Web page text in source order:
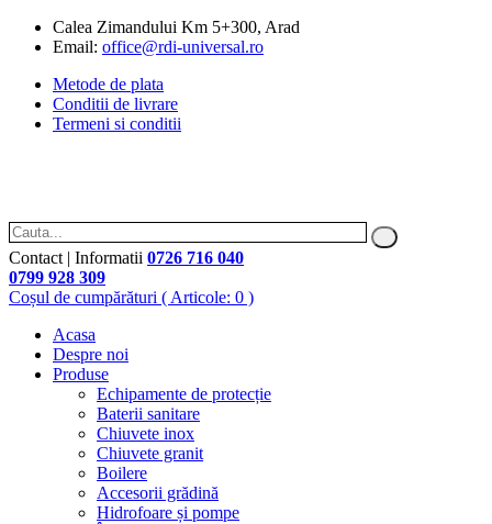
Calea Zimandului Km 5+300, Arad
Email: office@rdi-universal.ro
Metode de plata
Conditii de livrare
Termeni si conditii
Contact | Informatii 0726 716 040
0799 928 309
Coșul de cumpărături ( Articole: 0 )
Acasa
Despre noi
Produse
Echipamente de protecție
Baterii sanitare
Chiuvete inox
Chiuvete granit
Boilere
Accesorii grădină
Hidrofoare și pompe